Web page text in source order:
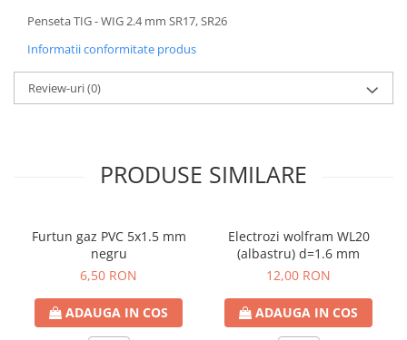
Penseta TIG - WIG 2.4 mm SR17, SR26
Informatii conformitate produs
Review-uri(0)
PRODUSE SIMILARE
Furtun gaz PVC 5x1.5 mm
negru
6,50 RON
ADAUGA IN COS
Electrozi wolfram WL20
(albastru) d=1.6 mm
12,00 RON
ADAUGA IN COS